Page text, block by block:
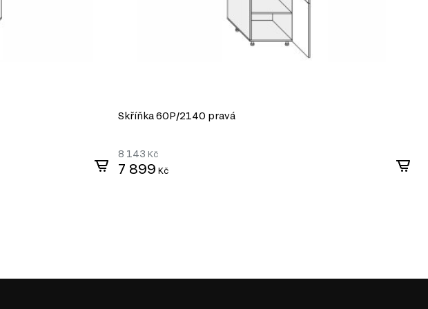
Skříňka 60P/2140 pravá
8 143 Kč
7 899 Kč